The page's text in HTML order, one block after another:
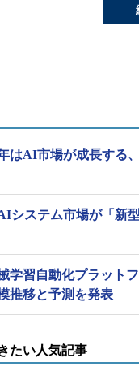
はAI市場が成長する
システム市場が「新
械学習自動化プラッ
推移と予測を発表
たい人気記事